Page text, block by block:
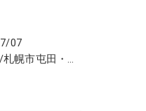
07
職員紹介/札幌市屯田・放課後等デイサービス くるわーる